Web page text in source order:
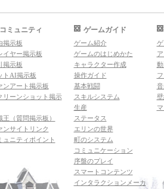
コミュニティ
掲示板
イヤー掲示板
掲示板
トAI掲示板
ンアート掲示板
リーンショット掲示
王（質問掲示板）
ンサイトリンク
ュニティポイント
ゲームガイド
ゲーム紹介
ゲームのはじめかた
キャラクター作成
操作ガイド
基本戦闘
スキルシステム
生産
ステータス
エリンの世界
町のシステム
コミュニケーション
序盤のプレイ
スマートコンテンツ
インタラクションメーカ